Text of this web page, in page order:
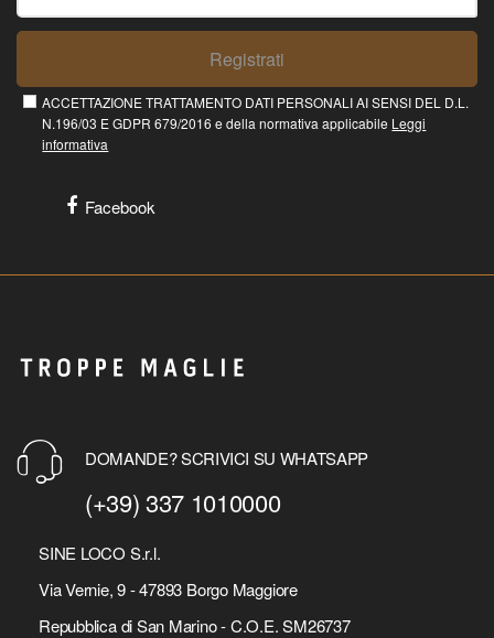
Registrati
ACCETTAZIONE TRATTAMENTO DATI PERSONALI AI SENSI DEL D.L.
N.196/03 E GDPR 679/2016 e della normativa applicabile Leggi
informativa
Facebook
DOMANDE? SCRIVICI SU WHATSAPP
(+39) 337 1010000
SINE LOCO S.r.l.
Via Vernie, 9 - 47893 Borgo Maggiore
Repubblica di San Marino - C.O.E. SM26737